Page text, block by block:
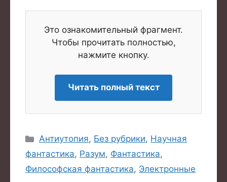
Это ознакомительный фрагмент.
Чтобы прочитать полностью,
нажмите кнопку.
Читать полный текст
Рубрики
Антиутопия, Без рубрики, Научная
фантастика, Разум, Фантастика,
Философская фантастика, Электронные